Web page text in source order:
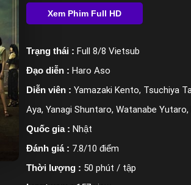
Trạng thái : Full 8/8 Vietsub
Đạo diễn : Haro Aso
Diễn viên : Yamazaki Kento, Tsuchiya
Aya, Yanagi Shuntaro, Watanabe
Quốc gia : Nhật
Đánh giá : 7.8/10 điểm
Thời lượng : 50 phút / tập